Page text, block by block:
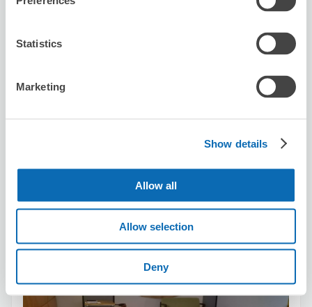
Statistics
Marketing
Show details
Allow all
Allow selection
Deny
从西日暮里站步行13分钟。